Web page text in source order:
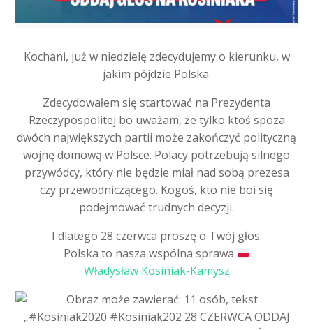
Kochani, już w niedzielę zdecydujemy o kierunku, w
jakim pójdzie Polska.
Zdecydowałem się startować na Prezydenta
Rzeczypospolitej bo uważam, że tylko ktoś spoza
dwóch największych partii może zakończyć polityczną
wojnę domową w Polsce. Polacy potrzebują silnego
przywódcy, który nie będzie miał nad sobą prezesa
czy przewodniczącego. Kogoś, kto nie boi się
podejmować trudnych decyzji.
I dlatego 28 czerwca proszę o Twój głos.
Polska to nasza wspólna sprawa
Władysław Kosiniak-Kamysz